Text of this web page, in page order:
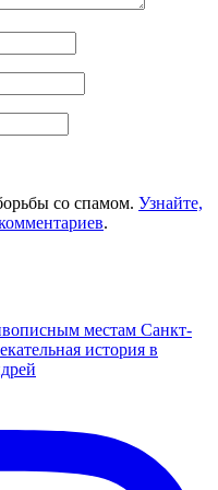
со спамом. Узнайте,
.
местам Санкт-
история в